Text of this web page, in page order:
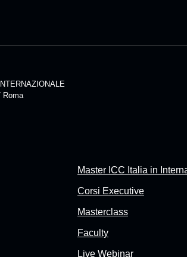
Roma
Master ICC Italia in
Corsi Executive
Masterclass
Faculty
Live Webinar